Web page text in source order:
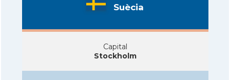
Suècia
Capital
Stockholm